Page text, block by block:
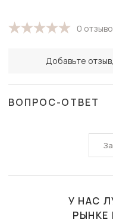
0
Добавьте
ВОПРОС-ОТВЕТ
У НАС
РЫНКЕ